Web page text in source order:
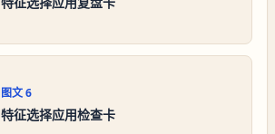
图文6
特征选择应用检查卡